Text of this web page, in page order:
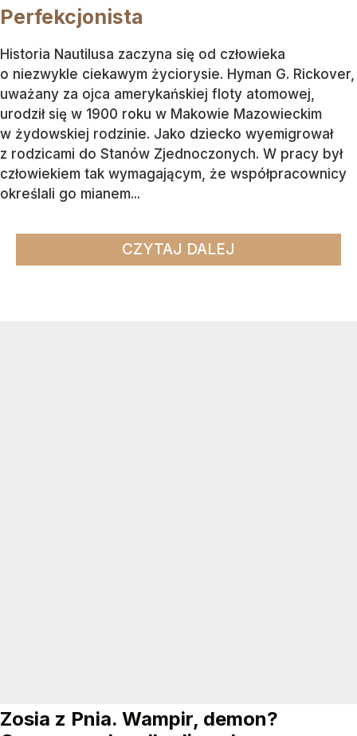
Perfekcjonista
Historia Nautilusa zaczyna się od człowieka
o niezwykle ciekawym życiorysie. Hyman G. Rickover,
uważany za ojca amerykańskiej floty atomowej,
urodził się w 1900 roku w Makowie Mazowieckim
w żydowskiej rodzinie. Jako dziecko wyemigrował
z rodzicami do Stanów Zjednoczonych. W pracy był
człowiekiem tak wymagającym, że współpracownicy
określali go mianem...
CZYTAJ DALEJ
Zosia z Pnia. Wampir, demon?